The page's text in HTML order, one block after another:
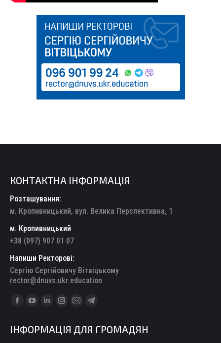
КОНТАКТНА ІНФОРМАЦІЯ
Розташування:
м. Кропивницький, вул. Велика Перспективна, 1
м. Кропивницький
+38 (097) 907 01 07
Напиши Ректорові:
Сергію Сергійовичу Вітвіцькому
rector@dnuvs.ukr.education
Find us on:
Facebook
opens
YouTube
opens
Linkedin
opens
Instagram
opens
Mail
opens
Telegram
opens
ІНФОРМАЦІЯ ДЛЯ ГРОМАДЯН